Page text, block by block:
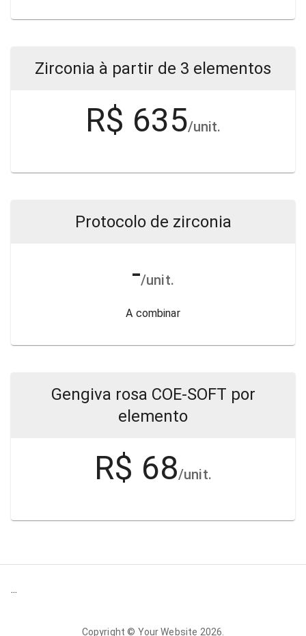
Zirconia à partir de 3 elementos
R$ 635/unit.
Protocolo de zirconia
-/unit.
A combinar
Gengiva rosa COE-SOFT por
elemento
R$ 68/unit.
...
Copyright © Your Website 2026